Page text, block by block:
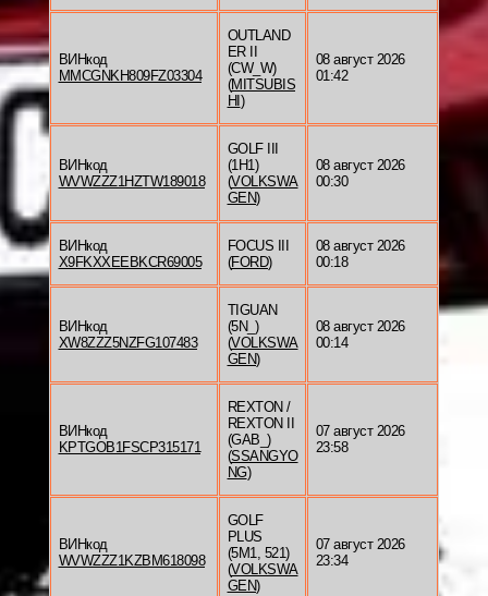
ВИНкод
MMCGNKH809FZ03304
OUTLAND
ER II
(CW_W)
(MITSUBIS
HI )
08 август 2026
01:42
ВИНкод
WVWZZZ1HZTW189018
GOLF III
(1H1)
(VOLKSWA
GEN)
08 август 2026
00:30
ВИНкод
X9FKXXEEBKCR69005
FOCUS III
(FORD)
08 август 2026
00:18
ВИНкод
XW8ZZZ5NZFG107483
TIGUAN
(5N_)
(VOLKSWA
GEN)
08 август 2026
00:14
ВИНкод
KPTGOB1FSCP315171
REXTON /
REXTON II
(GAB_)
(SSANGYO
NG)
07 август 2026
23:58
ВИНкод
WVWZZZ1KZBM618098
GOLF
PLUS
(5M1, 521)
(VOLKSWA
GEN)
07 август 2026
23:34